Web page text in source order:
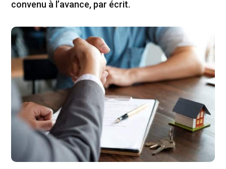
convenu à l’avance, par écrit.